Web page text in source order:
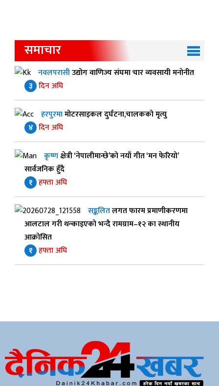
समाचार
नवलपरासीउद्योग वाणिज्य संघमा चार व्यवसायी मनोनीत
३ दिन अघि
हरपुरमामोटरसाइकल दुर्घटना,चालकको मृत्यु
४ दिन अघि
कृष्णक्षेत्री ‘नेपालीमान्छे’को नयाँ गीत ‘मन फेरियो’
सार्वजनिक हुँदै
१ हफ्ता अघि
सङ्कलितलगत फारम प्रमाणीकरणमा
आलटाल गरी थन्काइएको भन्दै रामग्राम–१२ का स्थानीय
आक्रोसित
१ हफ्ता अघि